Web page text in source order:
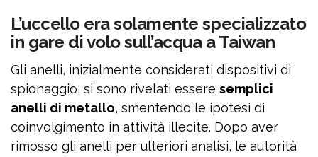
L’uccello era solamente specializzato
in gare di volo sull’acqua a Taiwan
Gli anelli, inizialmente considerati dispositivi di
spionaggio, si sono rivelati essere semplici
anelli di metallo, smentendo le ipotesi di
coinvolgimento in attività illecite. Dopo aver
rimosso gli anelli per ulteriori analisi, le autorità